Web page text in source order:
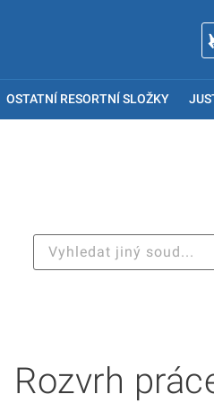
OSTATNÍ RESORTNÍ SLOŽKY
Rozvrh